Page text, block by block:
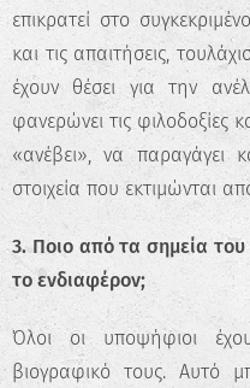
επικρατεί στο
και τις απαιτήσεις,
έχουν θέσει για την
φανερώνει τις
«ανέβει», να παραγάγει
στοιχεία που εκτιμώνται
3. Ποιο από τα σημεία
το ενδιαφέρον;
Όλοι οι υποψήφιοι
βιογραφικό τους. Αυτό